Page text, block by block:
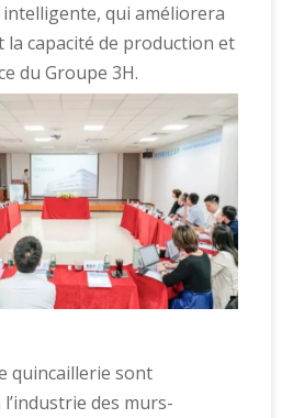
qui améliorera
la capacité de production et
du Groupe 3H.
quincaillerie sont
des murs-